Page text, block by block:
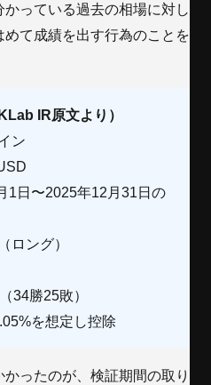
っている過去の相場に対し
て成績を出す行為のことを
IR原文より）
ン
1日〜2025年12月31日の
ロング）
34勝25敗）
を想定し控除
ったのが、検証期間の取り